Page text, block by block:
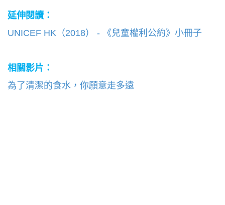
延伸閱讀：
UNICEF HK（2018） - 《兒童權利公約》小冊子
相關影片：
為了清潔的食水，你願意走多遠